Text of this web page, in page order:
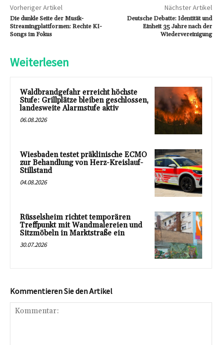
Vorheriger Artikel
Die dunkle Seite der Musik-
Streamingplattformen: Rechte KI-
Songs im Fokus
Nächster Artikel
Deutsche Debatte: Identität und
Einheit 35 Jahre nach der
Wiedervereinigung
Weiterlesen
Waldbrandgefahr erreicht höchste
Stufe: Grillplätze bleiben geschlossen,
landesweite Alarmstufe aktiv
06.08.2026
Wiesbaden testet präklinische ECMO
zur Behandlung von Herz-Kreislauf-
Stillstand
04.08.2026
Rüsselsheim richtet temporären
Treffpunkt mit Wandmalereien und
Sitzmöbeln in Marktstraße ein
30.07.2026
Kommentieren Sie den Artikel